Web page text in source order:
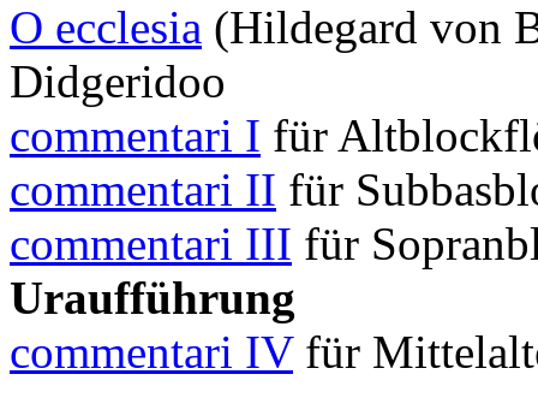
O ecclesia (Hildegard von
Didgeridoo
commentari I für
commentari II für
commentari III für
Uraufführung
commentari IVfür